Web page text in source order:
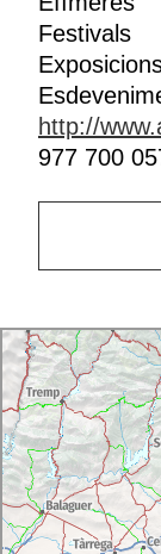
Festivals
http://
977 700